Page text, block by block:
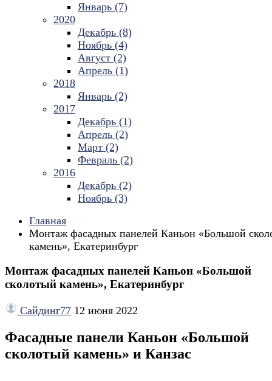
Январь (7)
2020
Декабрь (8)
Ноябрь (4)
Август (2)
Апрель (1)
2018
Январь (2)
2017
Декабрь (1)
Апрель (2)
Март (2)
Февраль (2)
2016
Декабрь (2)
Ноябрь (3)
Главная
Монтаж фасадных панелей Каньон «Большой
камень», Екатеринбург
Монтаж фасадных панелей Каньон «Большой
сколотый камень», Екатеринбург
Сайдинг77 12 июня 2022
Фасадные панели Каньон «Большой
сколотый камень» и Канзас